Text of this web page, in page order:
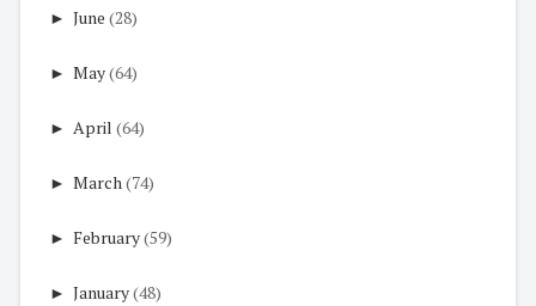
► June (28)
► May(64)
► April (64)
► March(74)
► February(59)
► January(48)